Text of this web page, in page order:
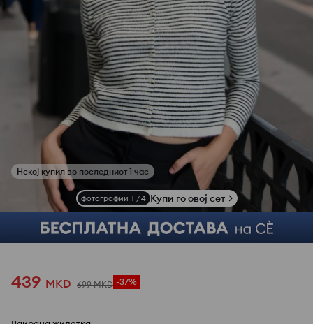
фотографии 1 /4 Купи го овој сет
439 MKD 699 MKD -37%